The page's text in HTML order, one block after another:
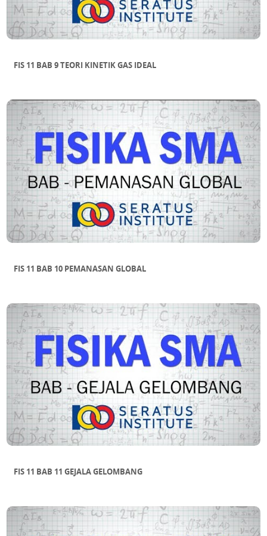
FIS 11 BAB 9 TEORI KINETIK GAS IDEAL
FIS 11 BAB 10 PEMANASAN GLOBAL
FIS 11 BAB 11 GEJALA GELOMBANG